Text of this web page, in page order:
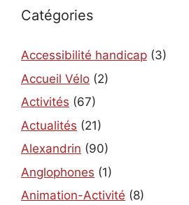
Catégories
Accessibilité handicap (3)
Accueil Vélo (2)
Activités (67)
Actualités (21)
Alexandrin (90)
Anglophones (1)
Animation-Activité (8)